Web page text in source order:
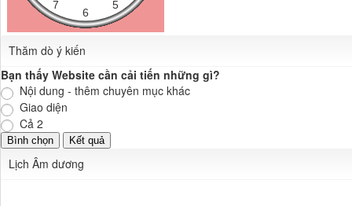
Thăm dò ý kiến
Bạn thấy Website cần cải tiến những gì?
Nội dung - thêm chuyên mục khác
Giao diện
Cả 2
Lịch Âm dương